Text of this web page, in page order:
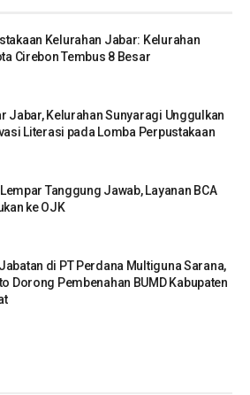
Kelurahan Jabar: Kelurahan
Cirebon Tembus 8 Besar
Jabar, Kelurahan Sunyaragi Unggulkan
Literasi pada Lomba Perpustakaan
Tanggung Jawab, Layanan BCA
ke OJK
di PT Perdana Multiguna Sarana,
Dorong Pembenahan BUMD Kabupaten